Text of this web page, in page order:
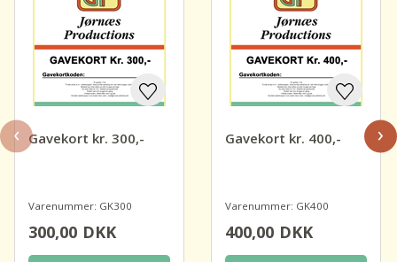
Gavekort kr. 300,-
Varenummer: GK300
300,00DKK
Gavekort kr. 400,-
Varenummer: GK400
400,00DKK
‹ ›